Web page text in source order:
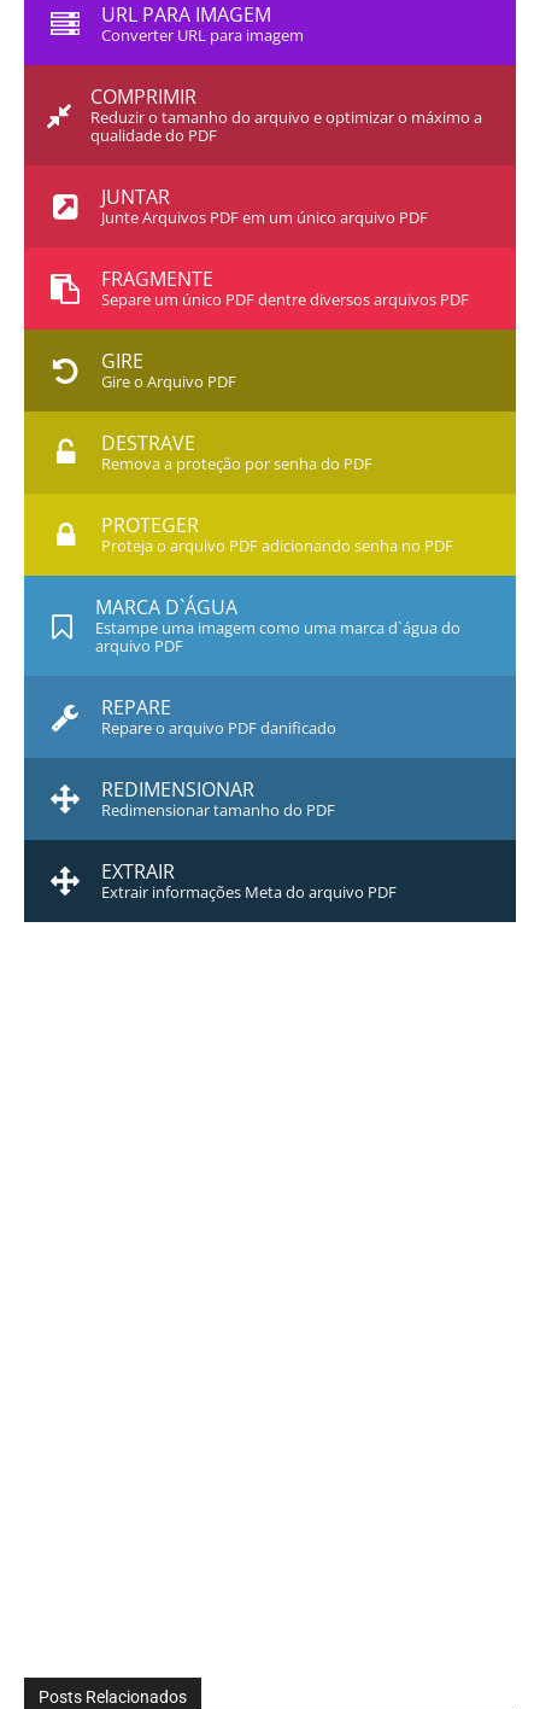
URL PARA IMAGEM
Converter URL para imagem
COMPRIMIR
Reduzir o tamanho do arquivo e optimizar o máximo a
qualidade do PDF
JUNTAR
Junte Arquivos PDF em um único arquivo PDF
FRAGMENTE
Separe um único PDF dentre diversos arquivos PDF
GIRE
Gire o Arquivo PDF
DESTRAVE
Remova a proteção por senha do PDF
PROTEGER
Proteja o arquivo PDF adicionando senha no PDF
MARCA D`ÁGUA
Estampe uma imagem como uma marca d`água do
arquivo PDF
REPARE
Repare o arquivo PDF danificado
REDIMENSIONAR
Redimensionar tamanho do PDF
EXTRAIR
Extrair informações Meta do arquivo PDF
Posts Relacionados